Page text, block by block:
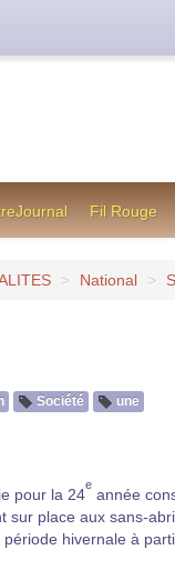
Fil Rouge
> National >
Société une
pour la 24
e
année
sur place aux sans-
hivernale à
cas de difficultés,